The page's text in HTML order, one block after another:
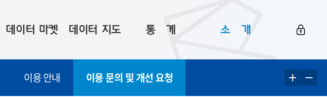
데이터 마켓
맞춤형 의뢰
데이터 지도
데이터 현황
통ㅤ계
통계로 보는 부산
소ㅤ개
이용 안내 이용 문의 및 개선 요청